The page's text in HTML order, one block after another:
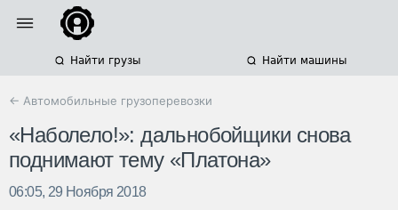
Найти грузы Найти машины
← Автомобильные грузоперевозки
«Наболело!»: дальнобойщики снова
поднимают тему «Платона»
06:05, 29 Ноября 2018